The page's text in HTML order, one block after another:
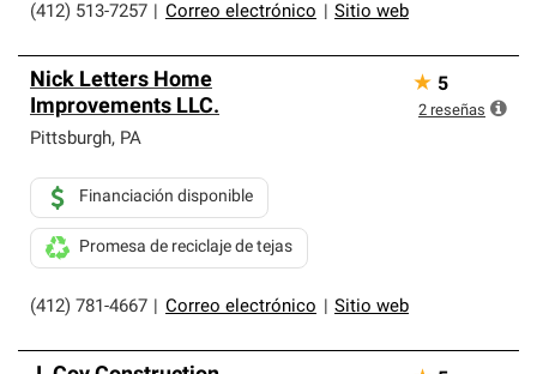
(412) 513-7257 Correo electrónico Sitio web
Nick Letters Home
Improvements LLC.
Pittsburgh, PA
(412) 781-4667 Correo electrónico Sitio web
Financiación disponible
Promesa de reciclaje de tejas
★ 5
2 reseñas